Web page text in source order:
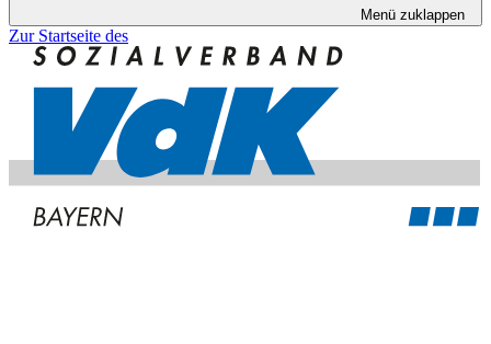
Menü zuklappen
Zur Startseite des